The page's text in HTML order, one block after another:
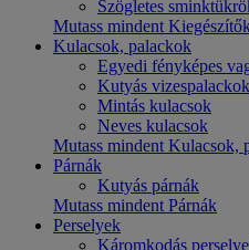
Szögletes
Mutass mindent
Kulacsok, palackok
Egyedi fényképes
Kutyás vizespalackok
Mintás kulacsok
Neves kulacsok
Mutass mindent Kulacsok,
Párnák
Kutyás párnák
Mutass mindent Párnák
Perselyek
Káromkodás